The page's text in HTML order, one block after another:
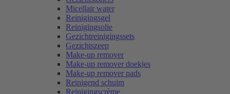
Micellair water
Reinigingsgel
Reinigingsolie
Gezichtreinigingssets
Gezichtszeep
Make-up remover
Make-up remover doekjes
Make-up remover pads
Reinigend schuim
Reinigingscrème